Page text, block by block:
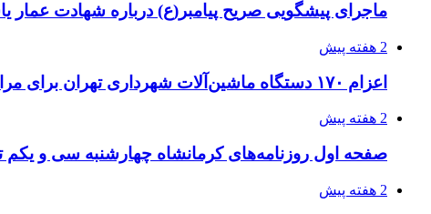
ماجرای پیشگویی صریح پیامبر(ع) درباره شهادت عمار
2 هفته پیش
اعزام ۱۷۰ دستگاه ماشین‌آلات شهرداری تهران برای مراسم اربعین
2 هفته پیش
صفحه اول روزنامه‌های کرمانشاه چهارشنبه سی و یکم
2 هفته پیش